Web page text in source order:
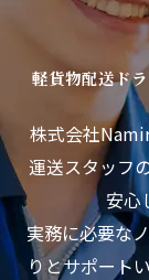
軽貨物配送ド
株式会社
運送スタッフ
安心
実務に必要な
りとサポート